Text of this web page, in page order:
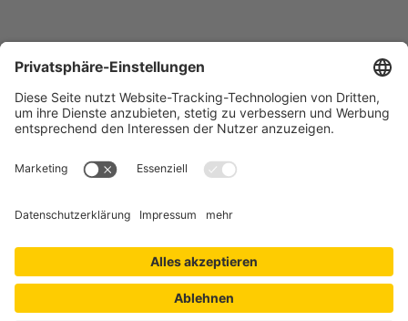
Deutschen Gießerei-Industrie e.V.
40549 Düsseldorf
Telefon:0211 - 68 71 - 03
0211 - 68 71 - 3333
E-Mail:info(at)bdguss.de